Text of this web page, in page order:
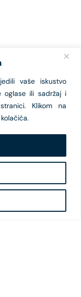
vaše iskustvo
oglase ili sadržaj i
Klikom na